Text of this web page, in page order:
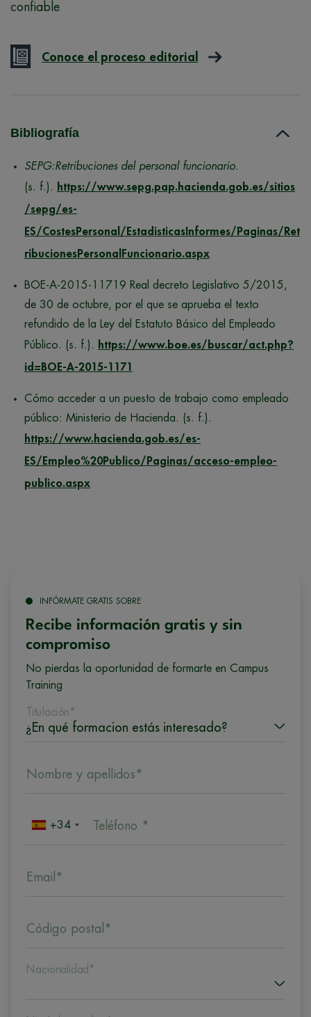
confiable
Conoce el proceso editorial
Bibliografía
SEPG:Retribuciones del personal funcionario.
(s. f.).
https://www.sepg.pap.hacienda.gob.es/sitios
/sepg/es-
ES/CostesPersonal/EstadisticasInformes/Paginas/Ret
ribucionesPersonalFuncionario.aspx
BOE-A-2015-11719 Real decreto Legislativo 5/2015,
de 30 de octubre, por el que se aprueba el texto
refundido de la Ley del Estatuto Básico del Empleado
Público. (s. f.).
https://www.boe.es/buscar/act.php?
id=BOE-A-2015-1171
Cómo acceder a un puesto de trabajo como empleado
público: Ministerio de Hacienda. (s. f.).
https://www.hacienda.gob.es/es-
ES/Empleo%20Publico/Paginas/acceso-empleo-
publico.aspx
INFÓRMATE GRATIS SOBRE
Recibe información gratis y sin
compromiso
No pierdas la oportunidad de formarte en Campus
Training
Titulación*
Nombre y apellidos*
+34 Teléfono *
Email*
Código postal*
Nacionalidad*